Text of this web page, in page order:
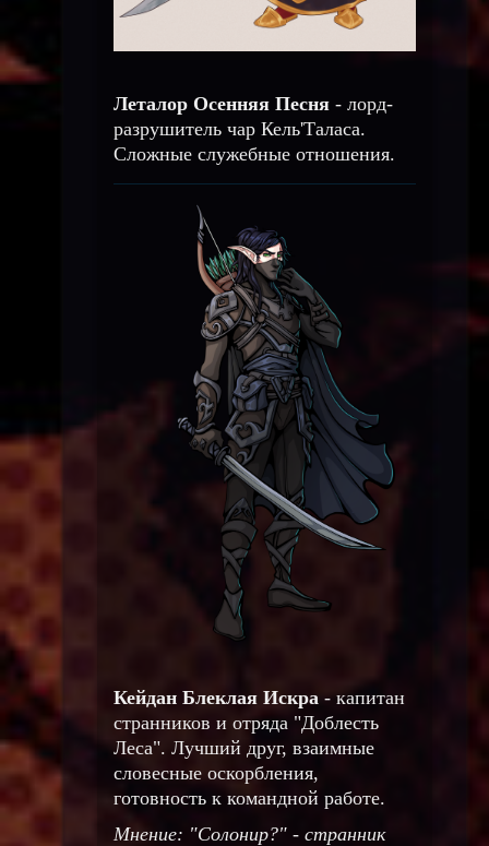
Леталор Осенняя Песня - лорд-
разрушитель чар Кель'Таласа.
Сложные служебные отношения.
Кейдан Блеклая Искра - капитан
странников и отряда "Доблесть
Леса". Лучший друг, взаимные
словесные оскорбления,
готовность к командной работе.
Мнение: "Солонир?" - странник